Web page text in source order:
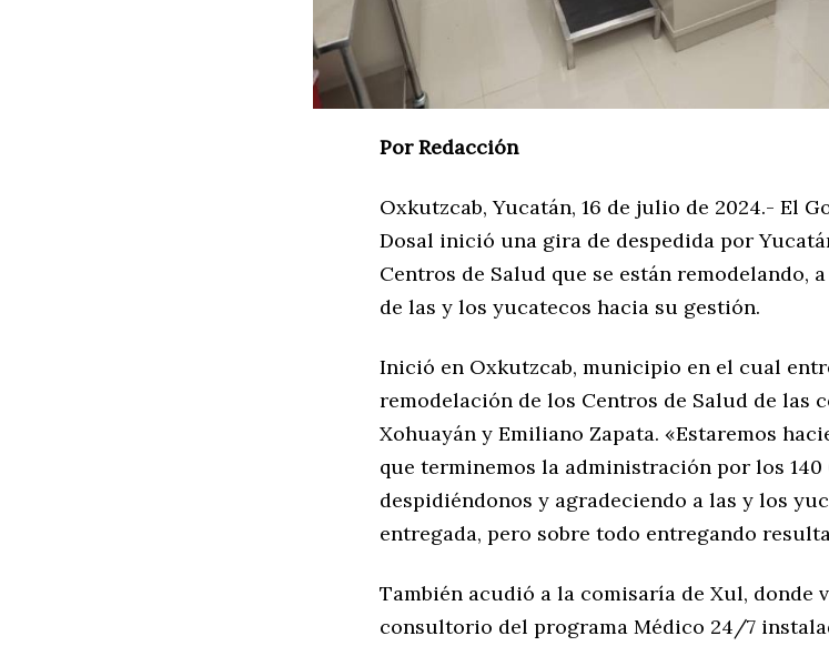
Por Redacción
Oxkutzcab, Yucatán, 16 de julio de 2024.- El
Dosal inició una gira de despedida por
Centros de Salud que se están remodelando,
de las y los yucatecos hacia su gestión.
Inició en Oxkutzcab, municipio en el cual
remodelación de los Centros de Salud de las
Xohuayán y Emiliano Zapata. «Estaremos
que terminemos la administración por los 140
despidiéndonos y agradeciendo a las y los
entregada, pero sobre todo entregando
También acudió a la comisaría de Xul, donde
consultorio del programa Médico 24/7